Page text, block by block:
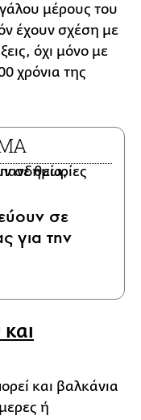
μέρους του
έχουν σχέση με
όχι μόνο με
χρόνια της
σε
για την
και βαλκάνια
ή